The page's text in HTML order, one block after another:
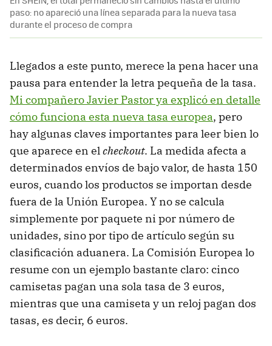
paso: no apareció una línea separada para la nueva tasa
durante el proceso de compra
Llegados a este punto, merece la pena hacer una
pausa para entender la letra pequeña de la tasa.
Mi compañero Javier Pastor ya explicó en detalle
cómo funciona esta nueva tasa europea, pero
hay algunas claves importantes para leer bien lo
que aparece en el checkout. La medida afecta a
determinados envíos de bajo valor, de hasta 150
euros, cuando los productos se importan desde
fuera de la Unión Europea. Y no se calcula
simplemente por paquete ni por número de
unidades, sino por tipo de artículo según su
clasificación aduanera. La Comisión Europea lo
resume con un ejemplo bastante claro: cinco
camisetas pagan una sola tasa de 3 euros,
mientras que una camiseta y un reloj pagan dos
tasas, es decir, 6 euros.